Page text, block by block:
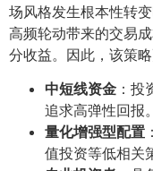
场风格发生根本性转
高频轮动带来的交易
分收益。因此，该策略
中短线资金 ：
追求高弹性回报。
量化增强型配置
值投资等低相关